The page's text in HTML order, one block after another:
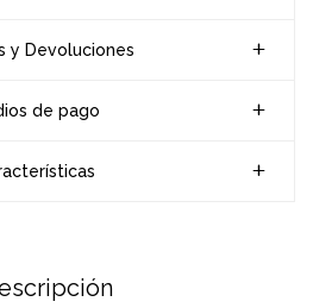
y Devoluciones
de pago